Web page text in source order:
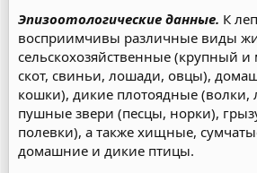
Эпизоотологические данные. К
восприимчивы различные виды
сельскохозяйственные (крупный
скот, свиньи, лошади, овцы),
кошки), дикие плотоядные
пушные звери (песцы, норки),
полевки), а также хищные,
домашние и дикие птицы.